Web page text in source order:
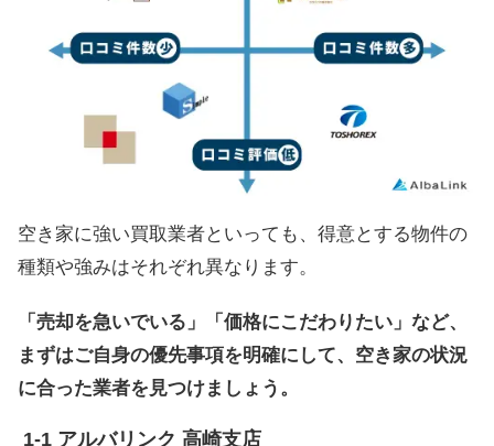
空き家に強い買取業者といっても、得意とする物件の
種類や強みはそれぞれ異なります。
「売却を急いでいる」「価格にこだわりたい」など、
まずはご自身の優先事項を明確にして、空き家の状況
に合った業者を見つけましょう。
アルバリンク 高崎支店